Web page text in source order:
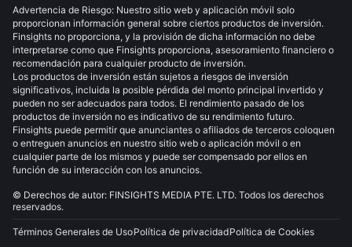
Advertencia de Riesgo: Nuestro sitio web y aplicación móvil solo
proporcionan información general sobre ciertos productos de inversión.
Finsights no proporciona, y la provisión de dicha información no debe
interpretarse como que Finsights proporciona, asesoramiento financiero o
recomendación para cualquier producto de inversión.
Los productos de inversión están sujetos a riesgos de inversión
significativos, incluida la posible pérdida del monto principal invertido y
pueden no ser adecuados para todos. El rendimiento pasado de los
productos de inversión no es indicativo de su rendimiento futuro.
Finsights puede permitir que anunciantes o afiliados de terceros coloquen
o entreguen anuncios en nuestro sitio web o aplicación móvil o en
cualquier parte de los mismos y puede ser compensado por ellos en
función de su interacción con los anuncios.
© Derechos de autor: FINSIGHTS MEDIA PTE. LTD. Todos los derechos
reservados.
Términos Generales de UsoPolítica de privacidadPolítica de Cookies